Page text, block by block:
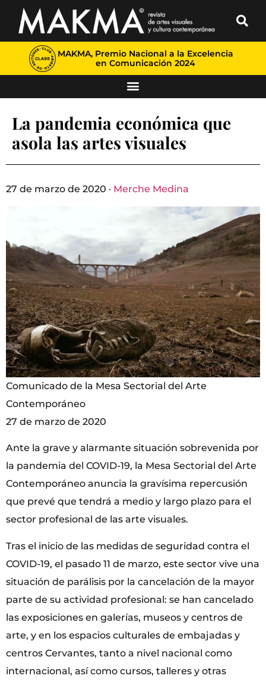
MAKMA, Premio Nacional a la Excelencia
en Comunicación 2024
La pandemia económica que
asola las artes visuales
27 de marzo de 2020 · Merche Medina
Comunicado de la Mesa Sectorial del Arte
Contemporáneo
27 de marzo de 2020
Ante la grave y alarmante situación sobrevenida por
la pandemia del COVID-19, la Mesa Sectorial del Arte
Contemporáneo anuncia la gravísima repercusión
que prevé que tendrá a medio y largo plazo para el
sector profesional de las arte visuales.
Tras el inicio de las medidas de seguridad contra el
COVID-19, el pasado 11 de marzo, este sector vive una
situación de parálisis por la cancelación de la mayor
parte de su actividad profesional: se han cancelado
las exposiciones en galerías, museos y centros de
arte, y en los espacios culturales de embajadas y
centros Cervantes, tanto a nivel nacional como
internacional, así como cursos, talleres y otras